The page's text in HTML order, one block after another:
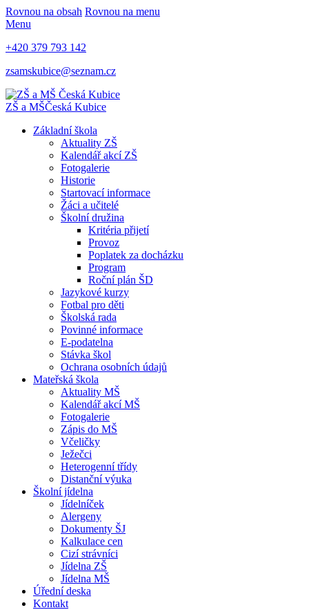
Rovnou na obsah Rovnou na menu
Menu
+420 379 793 142
zsamskubice@seznam.cz
ZŠ a MŠČeská Kubice
Základní škola
Aktuality ZŠ
Kalendář akcí ZŠ
Fotogalerie
Historie
Startovací informace
Žáci a učitelé
Školní družina
Kritéria přijetí
Provoz
Poplatek za docházku
Program
Roční plán ŠD
Jazykové kurzy
Fotbal pro děti
Školská rada
Povinné informace
E-podatelna
Stávka škol
Ochrana osobních údajů
Mateřská škola
Aktuality MŠ
Kalendář akcí MŠ
Fotogalerie
Zápis do MŠ
Včeličky
Ježečci
Heterogenní třídy
Distanční výuka
Školní jídelna
Jídelníček
Alergeny
Dokumenty ŠJ
Kalkulace cen
Cizí strávníci
Jídelna ZŠ
Jídelna MŠ
Úřední deska
Kontakt